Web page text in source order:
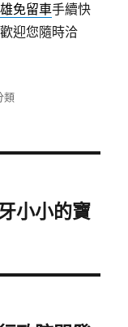
免留車手續快
迎您隨時洽
類
小小的寶